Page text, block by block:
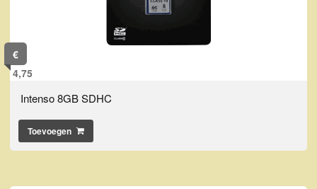
€
4,75
Intenso 8GB SDHC
Toevoegen